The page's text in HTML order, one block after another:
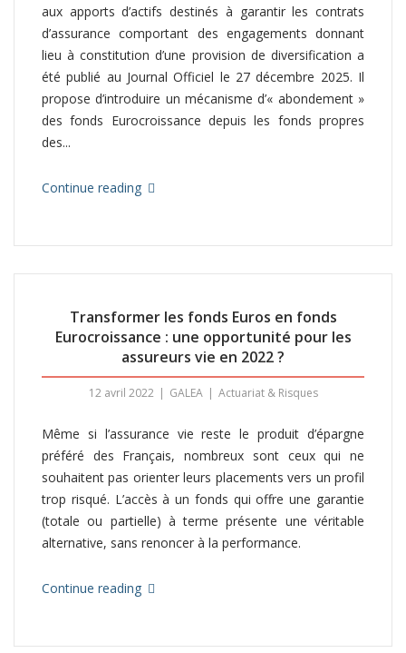
aux apports d’actifs destinés à garantir les contrats
d’assurance comportant des engagements donnant
lieu à constitution d’une provision de diversification a
été publié au Journal Officiel le 27 décembre 2025. Il
propose d’introduire un mécanisme d’« abondement »
des fonds Eurocroissance depuis les fonds propres
des...
Continue reading
Transformer les fonds Euros en fonds
Eurocroissance : une opportunité pour les
assureurs vie en 2022 ?
12 avril 2022 GALEA Actuariat & Risques
Même si l’assurance vie reste le produit d’épargne
préféré des Français, nombreux sont ceux qui ne
souhaitent pas orienter leurs placements vers un profil
trop risqué. L’accès à un fonds qui offre une garantie
(totale ou partielle) à terme présente une véritable
alternative, sans renoncer à la performance.
Continue reading